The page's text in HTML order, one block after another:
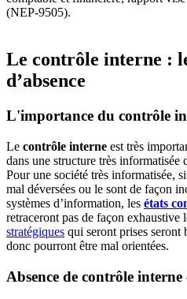
(NEP-9505).
Le contrôle interne :
d’absence
L'importance du contrôle
Le contrôle interne est très
dans une structure très informatisée
Pour une société très informatisée,
mal déversées ou le sont de façon
systèmes d’information, les états
retraceront pas de façon exhaustive
stratégiques qui seront prises seront
donc pourront être mal orientées.
Absence de contrôle interne